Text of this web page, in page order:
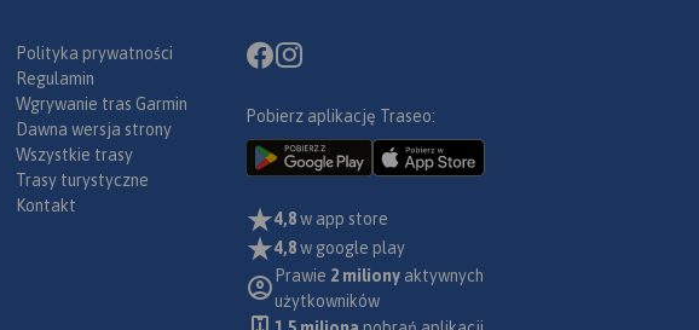
Polityka prywatności
Regulamin
Wgrywanie tras Garmin
Dawna wersja strony
Wszystkie trasy
Trasy turystyczne
Kontakt
Pobierz aplikację Traseo:
4,8w app store
4,8w google play
Prawie 2 miliony aktywnych
użytkowników